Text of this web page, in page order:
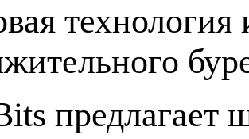
технология
предлагает